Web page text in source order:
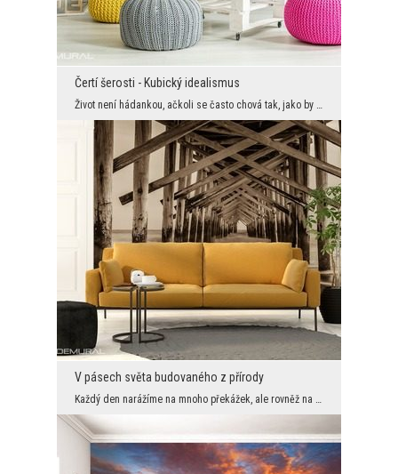
Čertí šerosti - Kubický idealismus
Život není hádankou, ačkoli se často chová tak, jako by od záčátku do konce našich dnů zůstávalo ...
V pásech světa budovaného z přírody
Každý den narážíme na mnoho překážek, ale rovněž na mnoho nabídnutých rukou. Pro stavku mostů je ...